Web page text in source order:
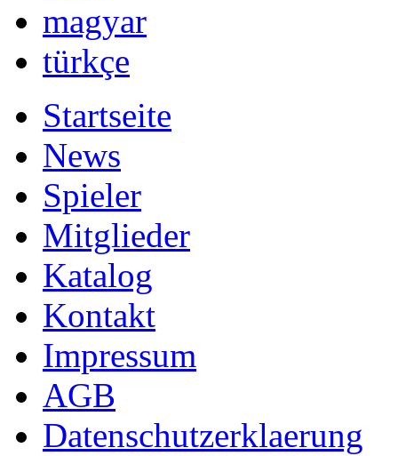
magyar
türkçe
Startseite
News
Spieler
Mitglieder
Katalog
Kontakt
Impressum
AGB
Datenschutzerklaerung